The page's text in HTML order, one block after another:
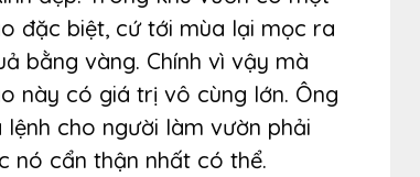
đặc biệt, cứ tới mùa lại mọc ra
bằng vàng. Chính vì vậy mà
này có giá trị vô cùng lớn. Ông
lệnh cho người làm vườn phải
nó cẩn thận nhất có thể.